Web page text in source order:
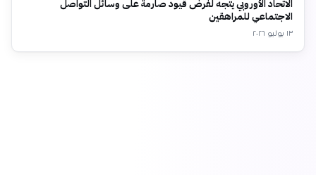
الاتحاد الأوروبي يتجه لفرض قيود صارمة على وسائل التواصل
الاجتماعي للمراهقين
١٣ يوليو ٢٠٢٦